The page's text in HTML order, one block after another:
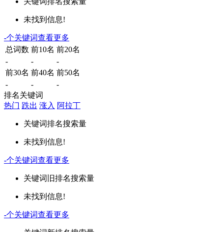
未找到信息!
-个关键词查看更多
总词数 前10名 前20名
-
-
-
前30名 前40名 前50名
-
-
-
排名关键词
热门 跌出 涨入 阿拉丁
关键词排名搜索量
未找到信息!
-个关键词查看更多
关键词 旧排名搜索量
未找到信息!
-个关键词查看更多